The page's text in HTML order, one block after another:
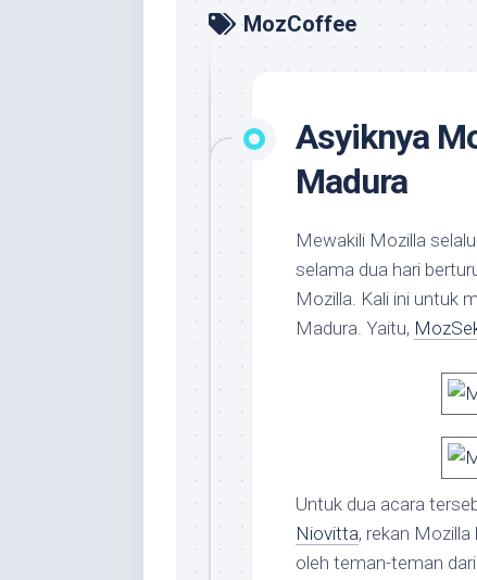
MozCoffee
Asyiknya
Madura
Mewakili Mozilla
selama dua hari
Mozilla. Kali ini untuk
Madura. Yaitu,
Untuk dua acara
Niovitta, rekan
oleh teman-teman